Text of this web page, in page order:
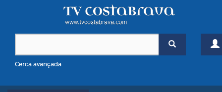
Cerca avançada